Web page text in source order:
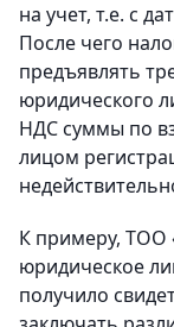
на учет, т.е. с
После чего
предъявлять
юридического
НДС суммы по
лицом
К примеру, ТОО
юридическое
получило